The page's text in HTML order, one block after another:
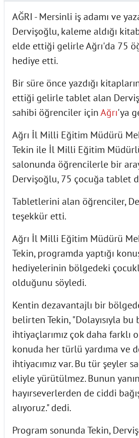
AĞRI - Mersinli iş adamı ve
Dervişoğlu, kaleme aldığı
elde ettiği gelirle Ağrı'da 75
hediye etti.
Bir süre önce yazdığı
ettiği gelirle tablet alan
sahibi öğrenciler içinAğrı'ya
Ağrı İl Milli Eğitim Müdürü
Tekin ile İl Milli Eğitim
salonunda öğrencilerle bir
Dervişoğlu, 75 çocuğa tablet
Tabletlerini alan öğrenciler,
teşekkür etti.
Ağrı İl Milli Eğitim Müdürü
Tekin, programda yaptığı
hediyelerinin bölgedeki
olduğunu söyledi.
Kentin dezavantajlı bir
belirten Tekin, "Dolayısıyla
ihtiyaçlarımız çok daha farklı
konuda her türlü yardıma ve
ihtiyacımız var. Bu tür şeyler
eliyle yürütülmez. Bunun
hayırseverlerden de ciddi
alıyoruz." dedi.
Program sonunda Tekin,